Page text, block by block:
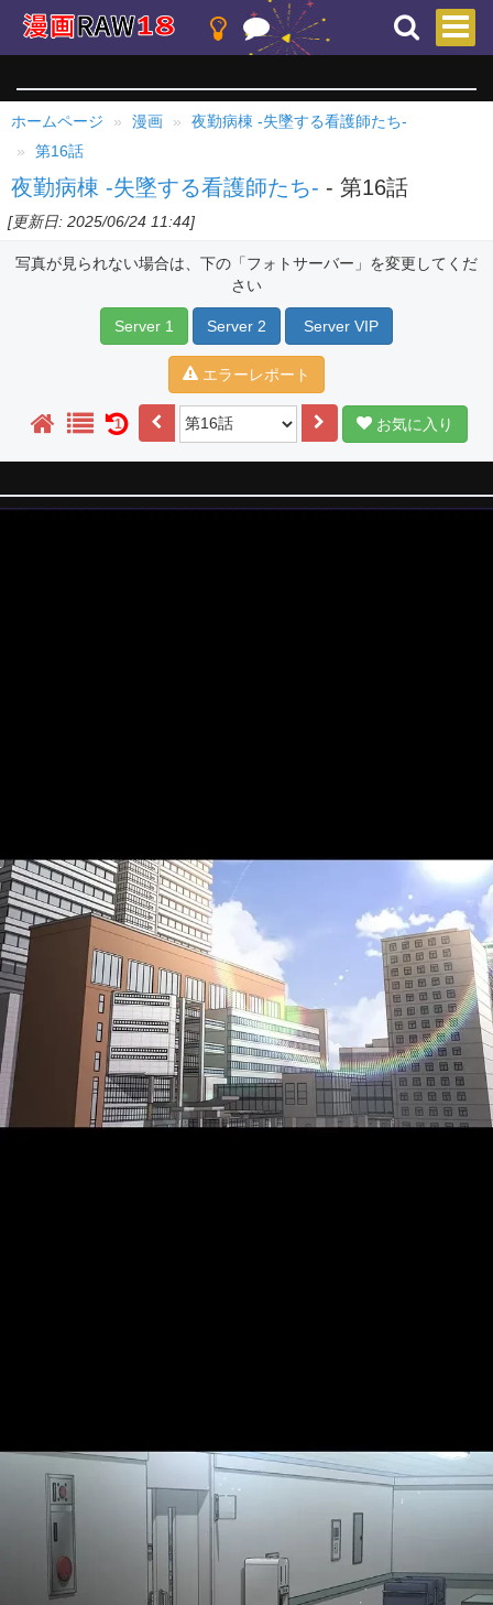
ホームページ 漫画
夜勤病棟 -失墜する看護師たち-
第16話
夜勤病棟 -失墜する看護師たち- - 第16話
[更新日: 2025/06/24 11:44]
写真が見られない場合は、下の「フォトサーバー」を変更してくだ
さい
Server 1 Server 2 Server VIP
エラーレポート
1 お気に入り